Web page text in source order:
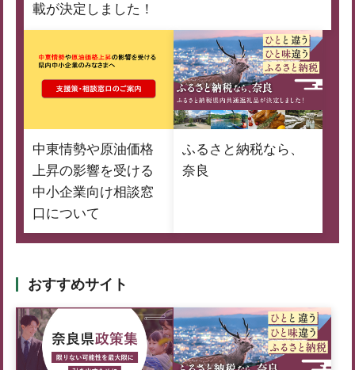
載が決定しました！
中東情勢や原油価格
上昇の影響を受ける
中小企業向け相談窓
口について
ふるさと納税なら、
奈良
おすすめサイト